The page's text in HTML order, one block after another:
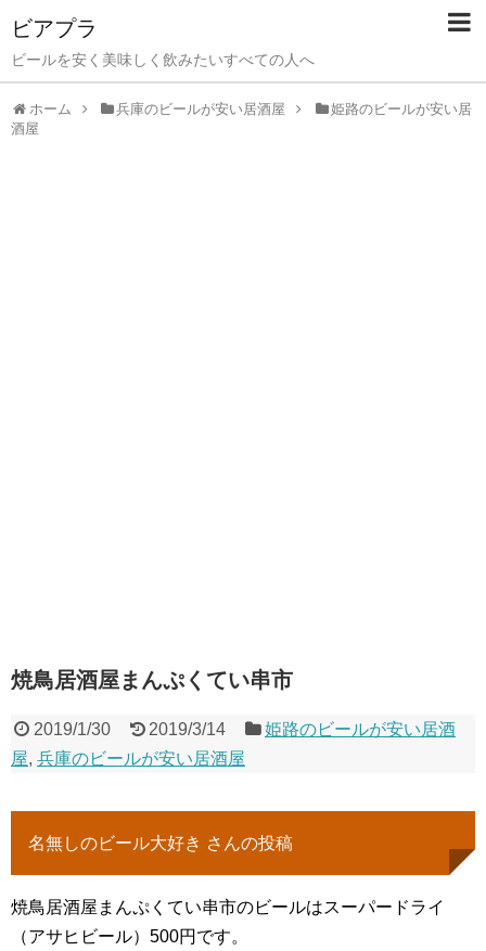
ビアプラ
ビールを安く美味しく飲みたいすべての人へ
ホーム 兵庫のビールが安い居酒屋
姫路のビールが安い居
酒屋
焼鳥居酒屋まんぷくてい串市
2019/1/30 2019/3/14
姫路のビールが安い居酒
屋, 兵庫のビールが安い居酒屋
名無しのビール大好き さんの投稿
焼鳥居酒屋まんぷくてい串市のビールはスーパードライ
（アサヒビール）500円です。